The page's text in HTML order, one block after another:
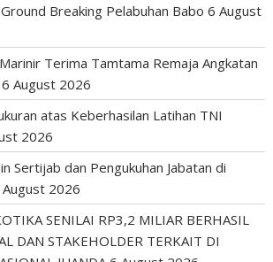
Breaking Pelabuhan Babo 6 August
Terima Tamtama Remaja Angkatan
6 August 2026
atas Keberhasilan Latihan TNI
2026
Sertijab dan Pengukuhan Jabatan di
August 2026
SENILAI RP3,2 MILIAR BERHASIL
DAN STAKEHOLDER TERKAIT DI